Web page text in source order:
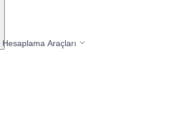
Hesaplama Araçları